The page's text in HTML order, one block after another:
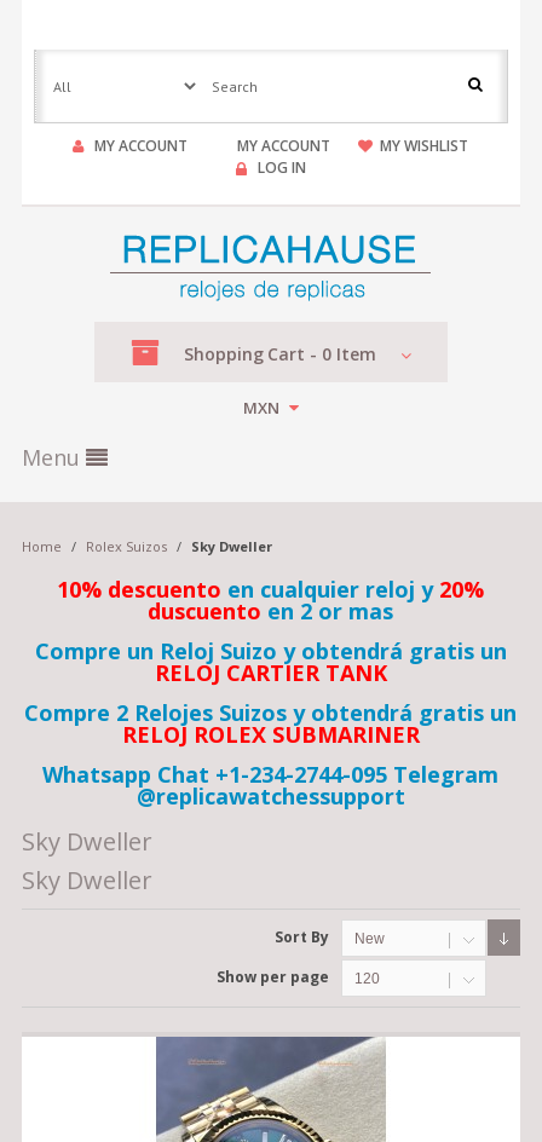
MY ACCOUNT MY ACCOUNT
MY WISHLIST
LOG IN
Shopping Cart - 0Item
MXN
Menu
Home / Rolex Suizos / Sky Dweller
10% descuento en cualquier reloj y 20%
duscuento en 2 or mas
Compre un Reloj Suizo y obtendrá gratis un
RELOJ CARTIER TANK
Compre 2 Relojes Suizos y obtendrá gratis un
RELOJ ROLEX SUBMARINER
Whatsapp Chat +1-234-2744-095 Telegram
@replicawatchessupport
Sky Dweller
Sky Dweller
Sort By New
Show per page 120